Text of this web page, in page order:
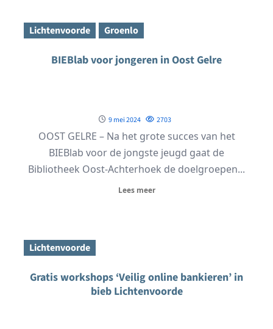
Lichtenvoorde Groenlo
BIEBlab voor jongeren in Oost Gelre
9 mei 2024 2703
OOST GELRE – Na het grote succes van het
BIEBlab voor de jongste jeugd gaat de
Bibliotheek Oost-Achterhoek de doelgroepen...
Lees meer
Lichtenvoorde
Gratis workshops ‘Veilig online bankieren’ in
bieb Lichtenvoorde